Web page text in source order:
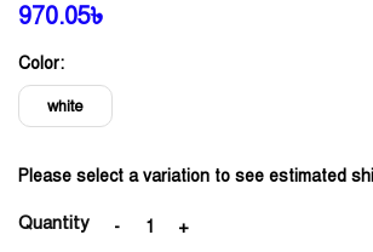
970.05৳
Color:
white
Please select a variation to see estimated
Quantity